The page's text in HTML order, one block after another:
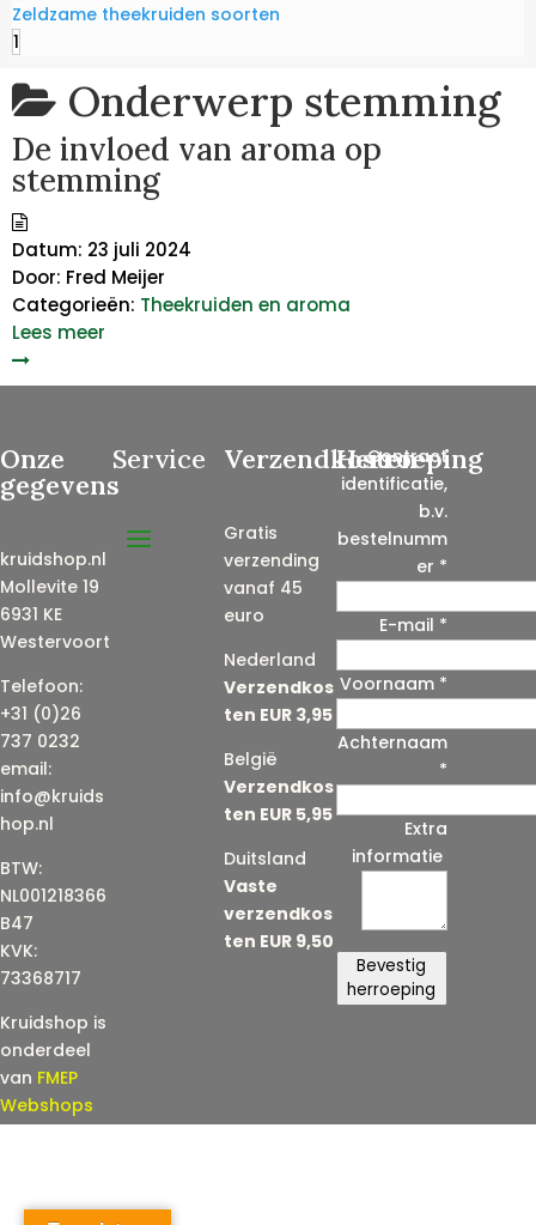
Zeldzame theekruiden soorten
1
Onderwerp stemming
De invloed van aroma op
stemming
Datum: 23 juli 2024
Door: Fred Meijer
Categorieën: Theekruiden en aroma
Lees meer
Onze
gegevens
kruidshop.nl
Mollevite 19
6931 KE
Westervoort
Telefoon:
+31 (0)26
737 0232
email:
info@kruids
hop.nl
BTW:
NL001218366
B47
KVK:
73368717
Kruidshop is
onderdeel
van FMEP
Webshops
Service Verzendkosten
Gratis
verzending
vanaf 45
euro
Nederland
Verzendkos
ten EUR 3,95
België
Verzendkos
ten EUR 5,95
Duitsland
Vaste
verzendkos
ten EUR 9,50
Herroeping
Contract
identificatie,
b.v.
bestelnumm
er *
E-mail *
l
*
Voornaam *
Achternaam
*
Extra
informatie
Bevestig
herroeping